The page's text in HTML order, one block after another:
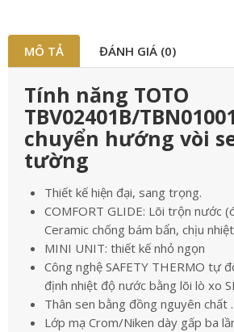
MÔ TẢ ĐÁNH GIÁ (0)
Tính năng TOTO
TBV02401B/
chuyển hướng vòi
tường
Thiết kế hiện đại, sang trọng.
COMFORT GLIDE: Lõi trộn nước
Ceramic chống bám bẩn, chịu
MINI UNIT: thiết kế nhỏ ngọn
Công nghệ SAFETY THERMO tự
định nhiệt độ nước bằng lõi lò xo
Thân sen bằng đồng nguyên chất .
Lớp mạ Crom/Niken dày gấp ba